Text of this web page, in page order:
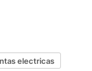
electricas